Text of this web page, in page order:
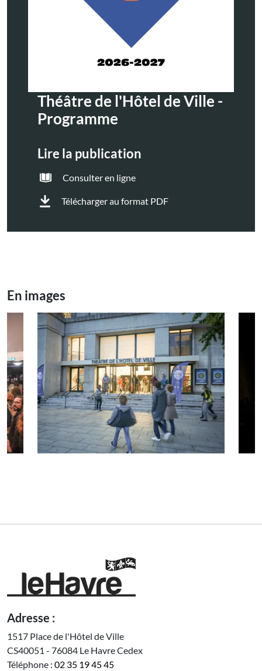
Théâtre de l'Hôtel de Ville -
Programme
Lire la publication
Consulter en ligne
Télécharger au format PDF
En images
Adresse :
1517 Place de l'Hôtel de Ville
CS40051 - 76084 Le Havre Cedex
Téléphone : 02 35 19 45 45